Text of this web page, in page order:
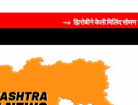
⇝ झिरोबीने केली मिलिंद सोमण यांची ब्रँड